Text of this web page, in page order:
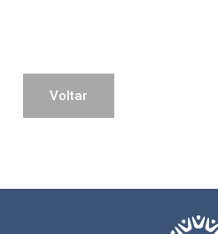
Voltar